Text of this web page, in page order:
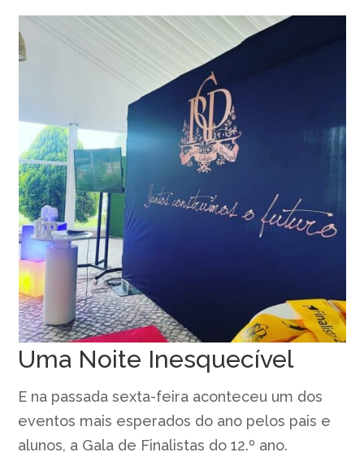
Uma Noite Inesquecível
E na passada sexta-feira aconteceu um dos
eventos mais esperados do ano pelos pais e
alunos, a Gala de Finalistas do 12.º ano.